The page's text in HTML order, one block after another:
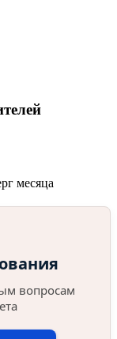
месяца
вопросам